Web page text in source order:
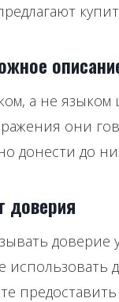
а не языком
они
донести до
доверия
доверие
использовать